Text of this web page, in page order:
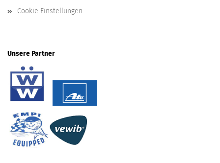
Cookie Einstellungen
Unsere Partner